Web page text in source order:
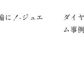
に！-ジュエ
ダイ
ム事